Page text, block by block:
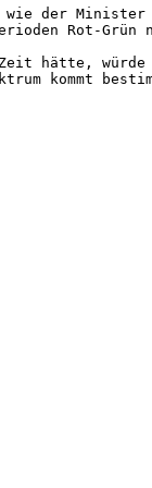
der
Rot-Grün
Zeit hätte,
kommt